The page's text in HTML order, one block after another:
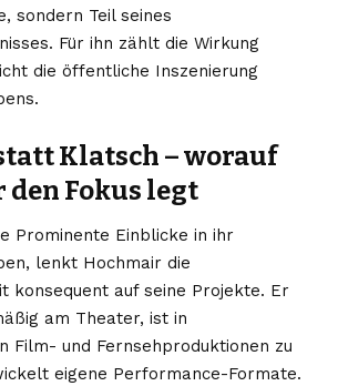
sondern Teil seines
Für ihn zählt die Wirkung
die öffentliche Inszenierung
Klatsch – worauf
Fokus legt
Prominente Einblicke in ihr
lenkt Hochmair die
konsequent auf seine Projekte. Er
am Theater, ist in
Film- und Fernsehproduktionen zu
eigene Performance-Formate.